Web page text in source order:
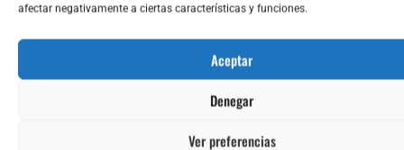
afectar negativamente a ciertas características y funciones.
Aceptar
Denegar
Ver preferencias
que haga lo que le venga en gana, pero veo a
mucha gente enferma que nos llega,
problemas de espalda, salud mental,